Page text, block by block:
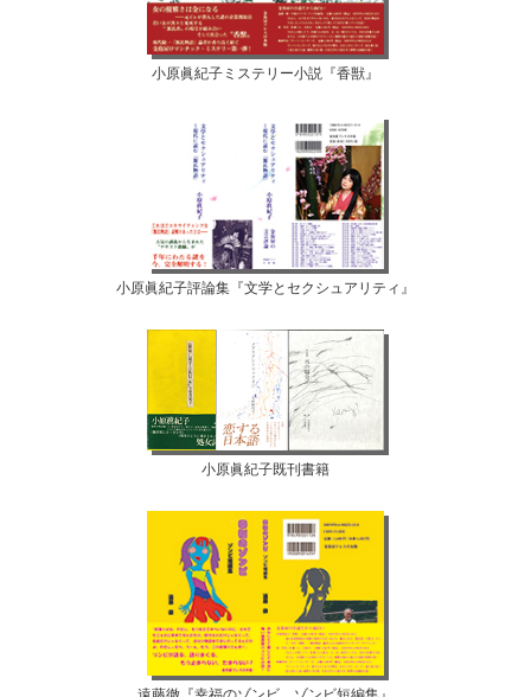
小原眞紀子ミステリー小説『香獣』
小原眞紀子評論集『文学とセクシュアリティ』
小原眞紀子既刊書籍